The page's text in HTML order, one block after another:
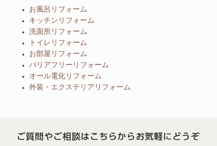
お風呂リフォーム
キッチンリフォーム
洗面所リフォーム
トイレリフォーム
お部屋リフォーム
バリアフリーリフォーム
オール電化リフォーム
外装・エクステリアリフォーム